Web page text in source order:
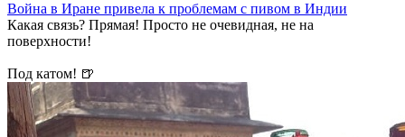
Война в Иране привела к проблемам с пивом в Индии
Какая связь? Прямая! Просто не очевидная, не на
поверхности!
Под катом! 🍺